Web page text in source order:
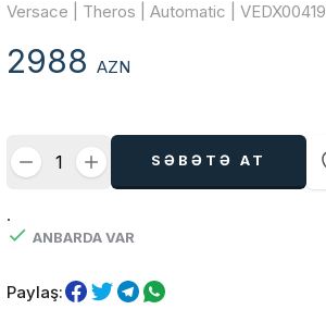
Versace | Theros | Automatic | VEDX00419
2988AZN
SƏBƏTƏ AT
.
ANBARDA VAR
Paylaş: